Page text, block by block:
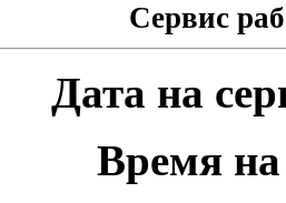
Сервис
Дата на
Время на